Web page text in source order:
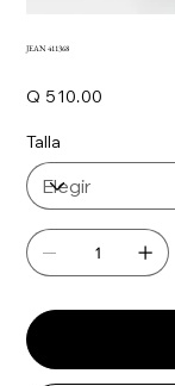
JEAN 411368
Q 510.00
Talla